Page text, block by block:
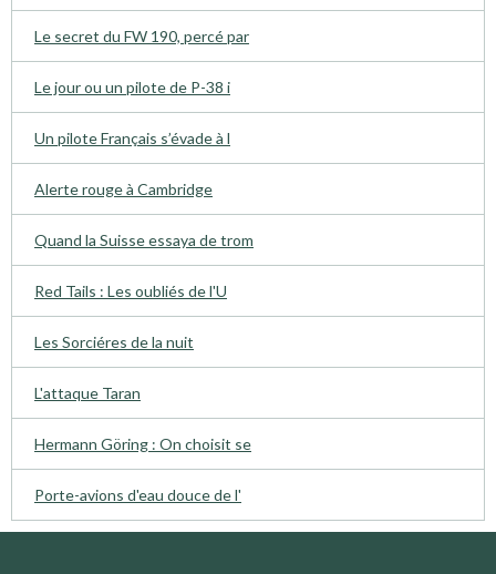
Le secret du FW 190, percé par
Le jour ou un pilote de P-38 i
Un pilote Français s’évade à l
Alerte rouge à Cambridge
Quand la Suisse essaya de trom
Red Tails : Les oubliés de l'U
Les Sorciéres de la nuit
L'attaque Taran
Hermann Göring : On choisit se
Porte-avions d'eau douce de l'